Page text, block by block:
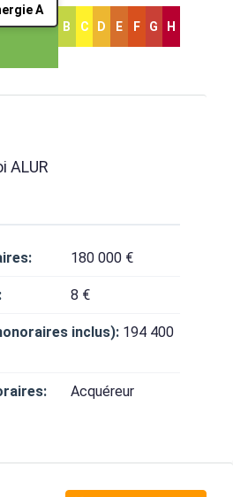
A
B C D E F G H
ALUR
180 000 €
8 €
inclus): 194 400
Acquéreur